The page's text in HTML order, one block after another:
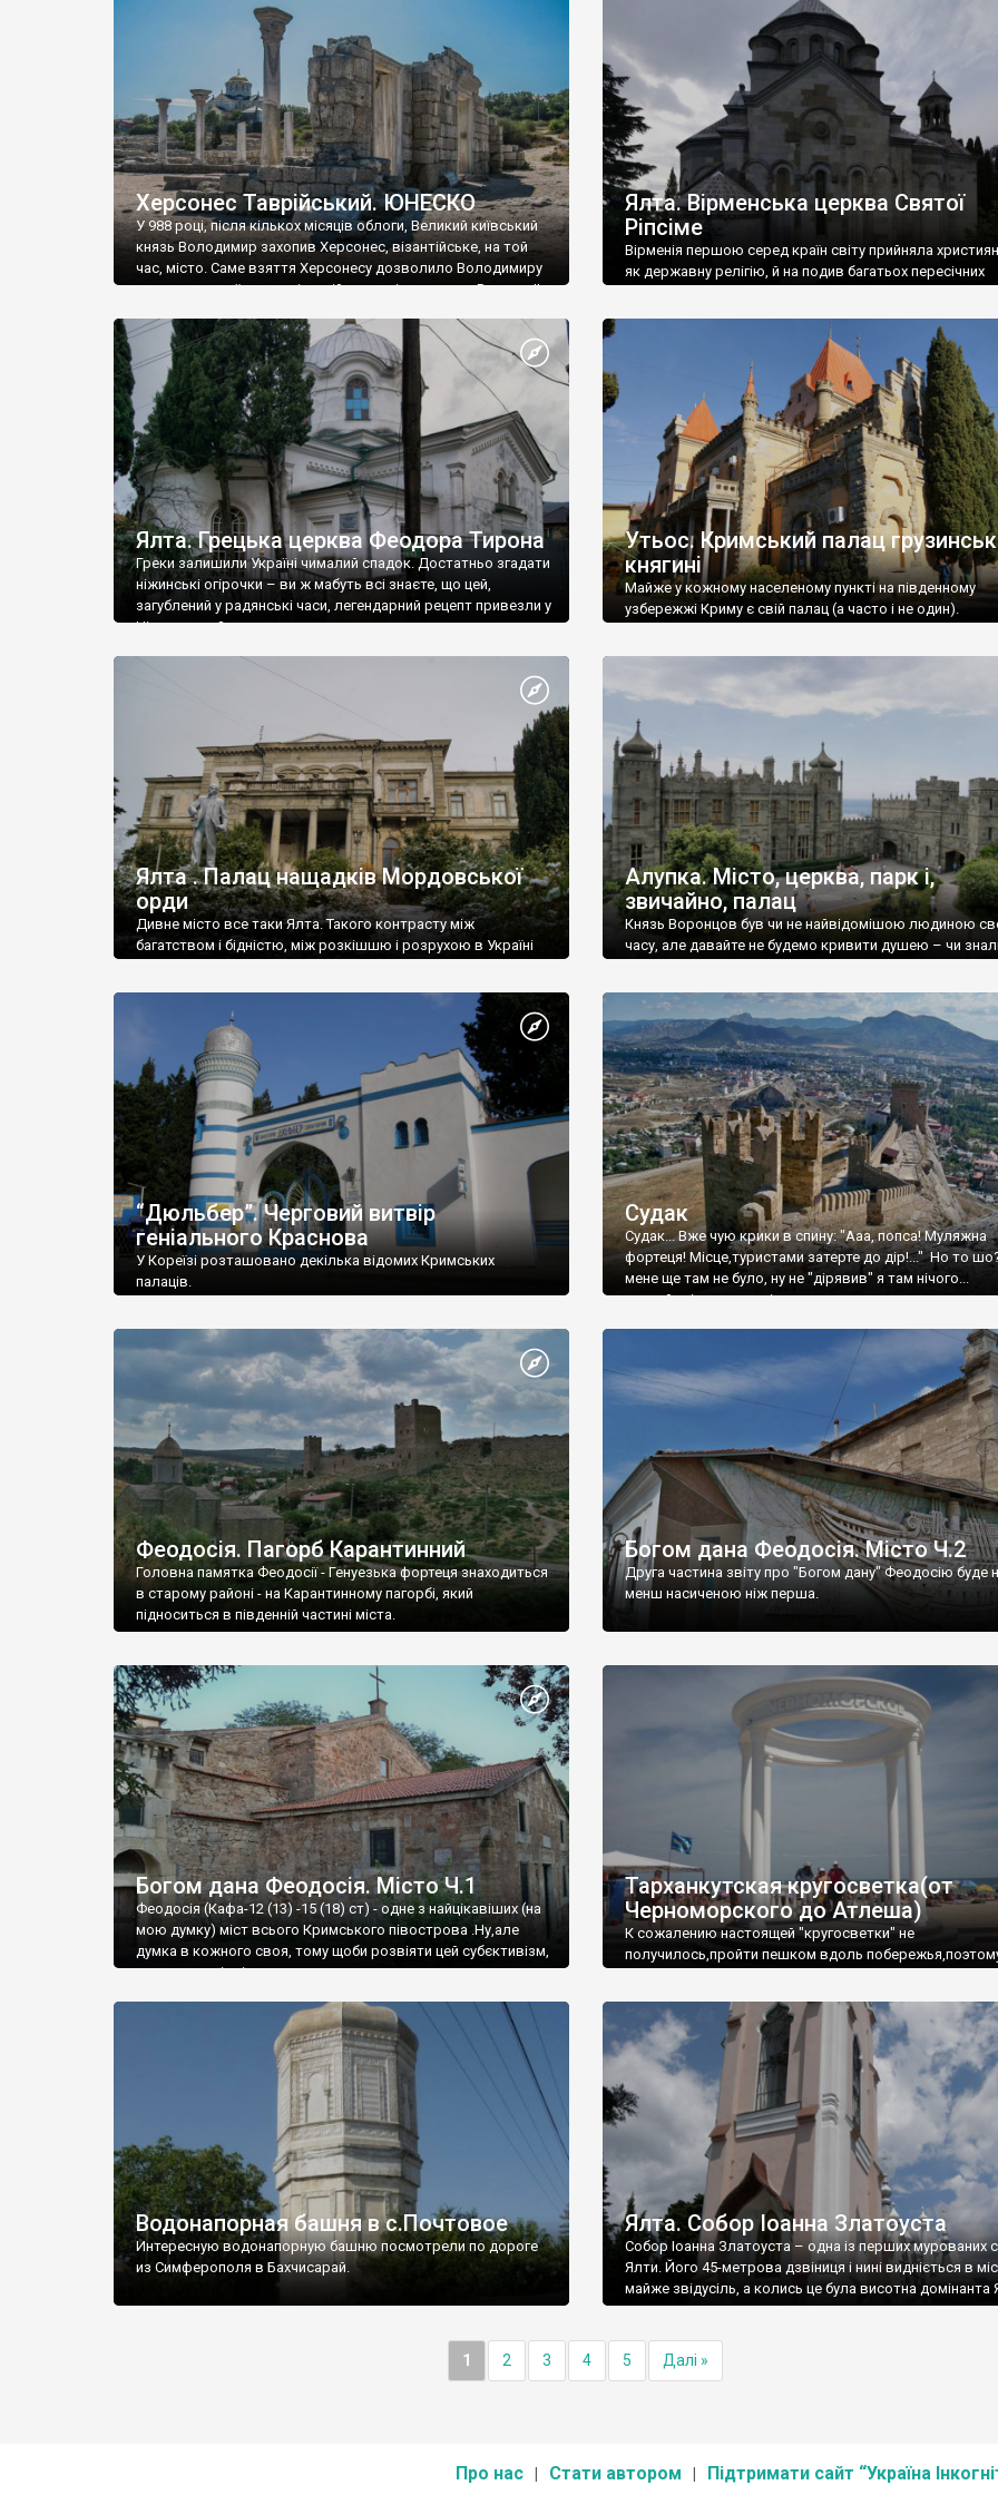
візантійської доби. Раритети викрадені з фондів об’єкту
культурної спадщини ЮНЕСКО «Херсонеса Таврійського».
Офіційно – на виставку «Золото Візантії», але експерти та
влада в Україні вважають це лише […]
називаються «повстяками» (postaki)…” “Вино. Крим
виробляє відмінне вино і його вдосталь: воно все
легке біле і дуже […]
Херсонес Таврійський. ЮНЕСКО
У 988 році, після кількох місяців облоги, Великий київський
князь Володимир захопив Херсонес, візантійське, на той
час, місто. Саме взяття Херсонесу дозволило Володимиру
диктувати свої умови візантійському імператору Василю ІІ,
Херсонесі Володимир-язичник, став Василем-
християнином. А потім було Хрещення Русі. На честь
Херсонесу Таврійського названо місто […]
Ялта. Вірменська церква Святої
Ріпсіме
Вірменія першою серед країн світу прийняла
як державну релігію, й на подив багатьох пересічних
Ялта. Грецька церква Феодора Тирона
Греки залишили Україні чималий спадок. Достатньо згадати
ніжинські огірочки – ви ж мабуть всі знаєте, що цей,
загублений у радянські часи, легендарний рецепт привезли у
Ніжин греки?
Утьос. Кримський палац
княгині
Майже у кожному населеному пункті на південному
узбережжі Криму є свій палац (а часто і не один).
Ялта . Палац нащадків Мордовської
орди
Дивне місто все таки Ялта. Такого контрасту між
багатством і бідністю, між розкішшю і розрухою в Україні
Алупка. Місто, церква, парк і,
звичайно, палац
Князь Воронцов був чи не найвідомішою людиною
часу, але давайте не будемо кривити душею – чи
“Дюльбер”. Черговий витвір
геніального Краснова
У Кореїзі розташовано декілька відомих Кримських
палаців.
Судак
Судак... Вже чую крики в спину: "Ааа, попса! Муляжна
фортеця! Місце,туристами затерте до дір!..." Но то
мене ще там не було, ну не "дірявив" я там нічого...
принаймні до цього літа.
Феодосія. Пагорб Карантинний
Головна памятка Феодосії - Генуезька фортеця знаходиться
в старому районі - на Карантинному пагорбі, який
підноситься в південній частині міста.
Богом дана Феодосія. Місто Ч.2
Друга частина звіту про "Богом дану" Феодосію буде
менш насиченою ніж перша.
Богом дана Феодосія. Місто Ч.1
Феодосія (Кафа-12 (13) -15 (18) ст) - одне з найцікавіших (на
мою думку) міст всього Кримського півострова .Ну,але
думка в кожного своя, тому щоби розвіяти цей субєктивізм,
запрошую відвідати це
Тарханкутская кругосветка(от
Черноморского до Атлеша)
К сожалению настоящей "кругосветки" не
получилось,пройти пешком вдоль
Водонапорная башня в с.Почтовое
Интересную водонапорную башню посмотрели по дороге
из Симферополя в Бахчисарай.
Ялта. Собор Іоанна Златоуста
Собор Іоанна Златоуста – одна із перших мурованих
Ялти. Його 45-метрова дзвіниця і нині видніється в
майже звідусіль, а колись це була висотна домінанта
1 2 3 4 5 Далі »
Про нас Стати автором Підтримати сайт “Україна